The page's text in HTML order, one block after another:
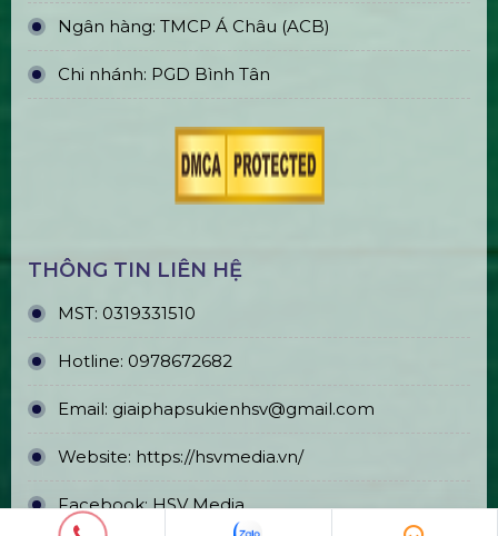
Ngân hàng: TMCP Á Châu (ACB)
Chi nhánh: PGD Bình Tân
THÔNG TIN LIÊN HỆ
MST: 0319331510
Hotline: 0978672682
Email: giaiphapsukienhsv@gmail.com
Website: https://hsvmedia.vn/
Facebook:HSV Media